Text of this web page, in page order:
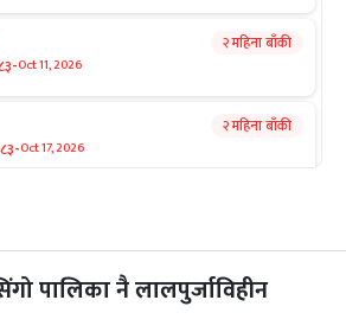
-Oct 11, 2026
२ महिना बाँकी
-Oct 17, 2026
२ महिना बाँकी
२ महिना बाँकी
पालिका नै लालपुर्जाविहीन